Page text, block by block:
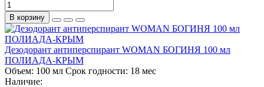
В корзину
Дезодорант антиперспирант WOMAN БОГИНЯ 100 мл
ПОЛИАДА-КРЫМ
Объем: 100 мл Срок годности: 18 мес
Наличие: